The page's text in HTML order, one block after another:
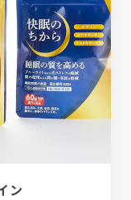
ン